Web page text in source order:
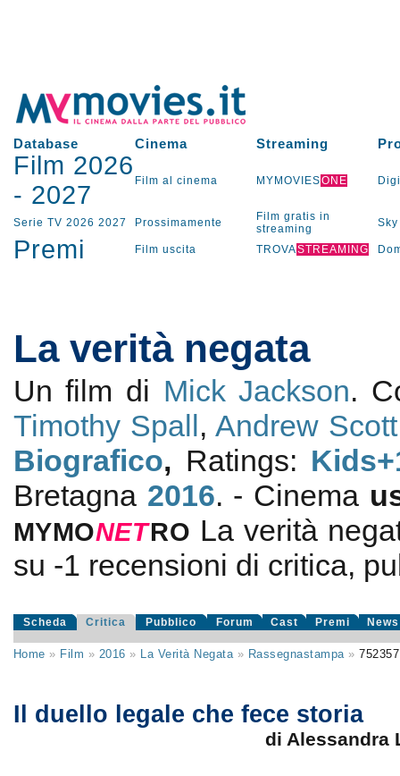
Database Cinema Streaming
Film 2026
- 2027 Film al cinema MYMOVIESONE
Serie TV 2026 2027 Prossimamente
Film gratis in
streaming
Sky
Premi Film uscita TROVASTREAMING
La verità negata
Un film di Mick Jackson.
Timothy Spall, Andrew Scott
Biografico, Ratings:
Bretagna 2016. - Cinema
MYMONETRO La verità
su -1 recensioni di critica,
Scheda Critica Pubblico Forum Cast Premi News
Home » Film » 2016 » La Verità Negata» Rassegnastampa»752357
Il duello legale che fece storia
di Alessandra